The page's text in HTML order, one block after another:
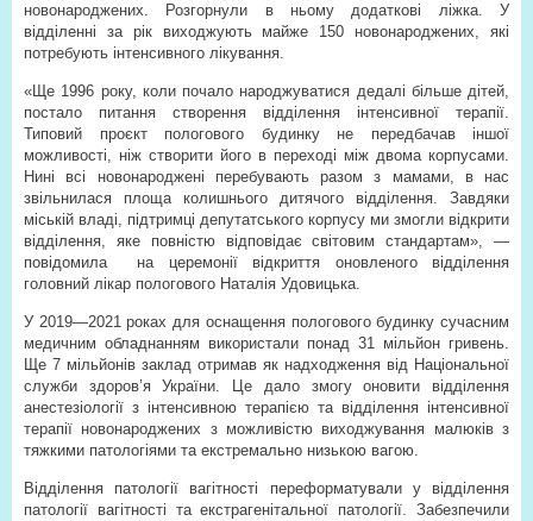
новонароджених. Розгорнули в ньому додаткові ліжка. У
відділенні за рік виходжують майже 150 новонароджених, які
потребують інтенсивного лікування.
«Ще 1996 року, коли почало народжуватися дедалі більше дітей,
постало питання створення відділення інтенсивної терапії.
Типовий проєкт пологового будинку не передбачав іншої
можливості, ніж створити його в переході між двома корпусами.
Нині всі новонароджені перебувають разом з мамами, в нас
звільнилася площа колишнього дитячого відділення. Завдяки
міській владі, підтримці депутатського корпусу ми змогли відкрити
відділення, яке повністю відповідає світовим стандартам», —
повідомила
на церемонії відкриття оновленого відділення
головний лікар пологового Наталія Удовицька.
У 2019—2021 роках для оснащення пологового будинку сучасним
медичним обладнанням використали понад 31 мільйон гривень.
Ще 7 мільйонів заклад отримав як надходження від Національної
служби здоров’я України. Це дало змогу оновити відділення
анестезіології з інтенсивною терапією та відділення інтенсивної
терапії новонароджених з можливістю виходжування малюків з
тяжкими патологіями та екстремально низькою вагою.
Відділення патології вагітності переформатували у відділення
патології вагітності та екстрагенітальної патології. Забезпечили